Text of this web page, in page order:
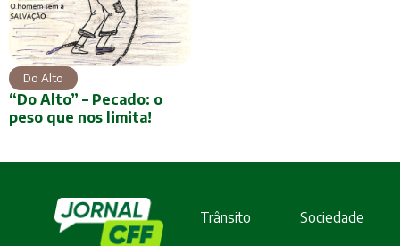
Do Alto
“Do Alto” – Pecado: o
peso que nos limita!
Trânsito Sociedade